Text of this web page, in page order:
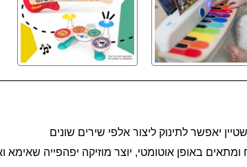
יאפשר לתינוק ליצור אלפי שירים שונים
באופן אוטומטי, יוצר מוזיקה יפהפייה שאימא